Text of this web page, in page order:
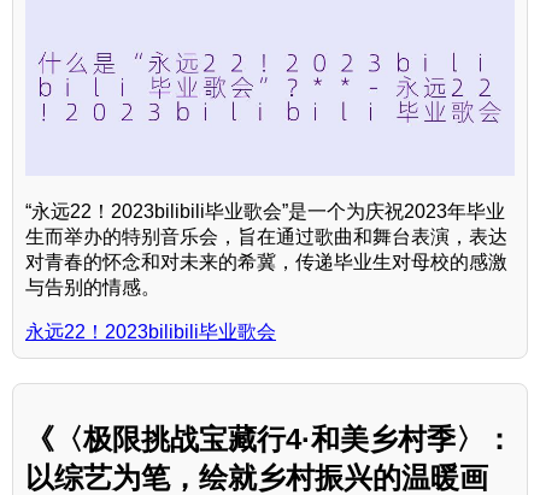
“永远22！2023bilibili毕业歌会”是一个为庆祝2023年毕业
生而举办的特别音乐会，旨在通过歌曲和舞台表演，表达
对青春的怀念和对未来的希冀，传递毕业生对母校的感激
与告别的情感。
永远22！2023bilibili毕业歌会
《〈极限挑战宝藏行4·和美乡村季〉：
以综艺为笔，绘就乡村振兴的温暖画